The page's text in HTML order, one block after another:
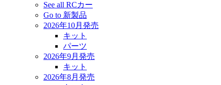
See all RCカー
Go to 新製品
2026年10月発売
キット
パーツ
2026年9月発売
キット
2026年8月発売